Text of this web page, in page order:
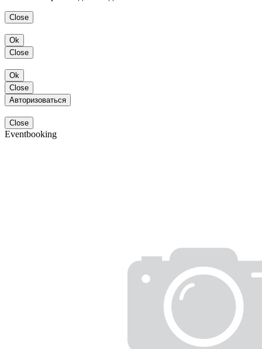
Close
Ok
Close
Ok
Close
Авторизоваться
Close
Eventbooking